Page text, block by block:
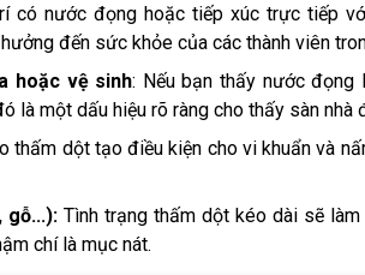
có nước đọng hoặc tiếp xúc trực tiếp
đến sức khỏe của các thành viên
hoặc vệ sinh: Nếu bạn thấy nước
là một dấu hiệu rõ ràng cho thấy sàn nhà
dột tạo điều kiện cho vi khuẩn và
gỗ...):Tình trạng thấm dột kéo dài sẽ
chí là mục nát.